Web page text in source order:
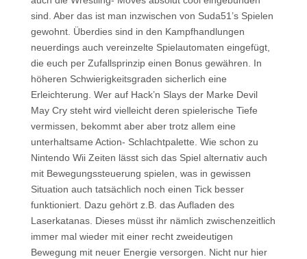
sind. Aber das ist man inzwischen von Suda51’s Spielen
gewohnt. Überdies sind in den Kampfhandlungen
neuerdings auch vereinzelte Spielautomaten eingefügt,
die euch per Zufallsprinzip einen Bonus gewähren. In
höheren Schwierigkeitsgraden sicherlich eine
Erleichterung. Wer auf Hack’n Slays der Marke Devil
May Cry steht wird vielleicht deren spielerische Tiefe
vermissen, bekommt aber aber trotz allem eine
unterhaltsame Action- Schlachtpalette. Wie schon zu
Nintendo Wii Zeiten lässt sich das Spiel alternativ auch
mit Bewegungssteuerung spielen, was in gewissen
Situation auch tatsächlich noch einen Tick besser
funktioniert. Dazu gehört z.B. das Aufladen des
Laserkatanas. Dieses müsst ihr nämlich zwischenzeitlich
immer mal wieder mit einer recht zweideutigen
Bewegung mit neuer Energie versorgen. Nicht nur hier